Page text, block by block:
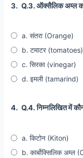
3. Q.3. ऑक्सैलिक अम्ल का
a. संतरा (Orange)
b. टमाटर (tomatoes)
c. सिरका (vinegar)
d. इमली (tamarind)
4. Q.4. निम्नलिखित में
a. किटोन (Kiton)
b. कार्बोक्सिलिक